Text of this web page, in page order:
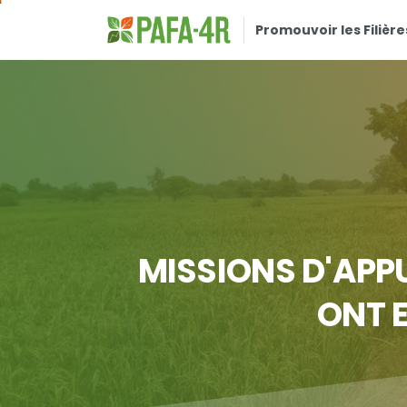
Promouvoir les
MISSIONS
ONT